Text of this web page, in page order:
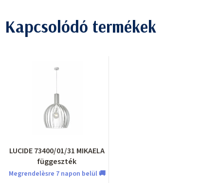
Kapcsolódó termékek
LUCIDE 73400/01/31 MIKAELA
függeszték
Megrendelèsre 7 napon belül 🚚